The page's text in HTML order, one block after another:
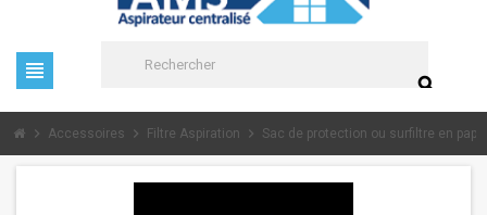
view_headline
search
chevron_right Accessoires chevron_right Filtre Aspiration chevron_right Sac de protection ou surfiltre en